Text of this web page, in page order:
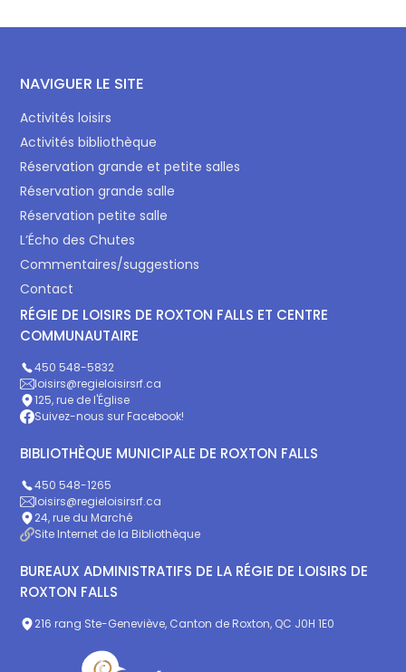
NAVIGUER LE SITE
Activités loisirs
Activités bibliothèque
Réservation grande et petite salles
Réservation grande salle
Réservation petite salle
L’Écho des Chutes
Commentaires/suggestions
Contact
RÉGIE DE LOISIRS DE ROXTON FALLS ET CENTRE
COMMUNAUTAIRE
450 548-5832
loisirs@regieloisirsrf.ca
125, rue de l'Église
Suivez-nous sur Facebook!
BIBLIOTHÈQUE MUNICIPALE DE ROXTON FALLS
450 548-1265
loisirs@regieloisirsrf.ca
24, rue du Marché
Site Internet de la Bibliothèque
BUREAUX ADMINISTRATIFS DE LA RÉGIE DE LOISIRS DE
ROXTON FALLS
216 rang Ste-Geneviève, Canton de Roxton, QC J0H 1E0